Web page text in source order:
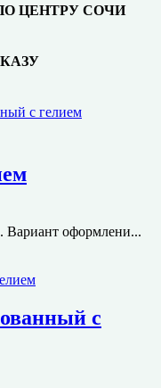
ЦЕНТРУ СОЧИ
Вариант оформлени...
с